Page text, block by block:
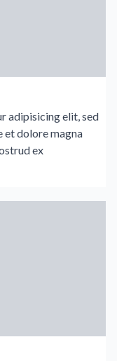
adipisicing elit, sed
et dolore magna
ex